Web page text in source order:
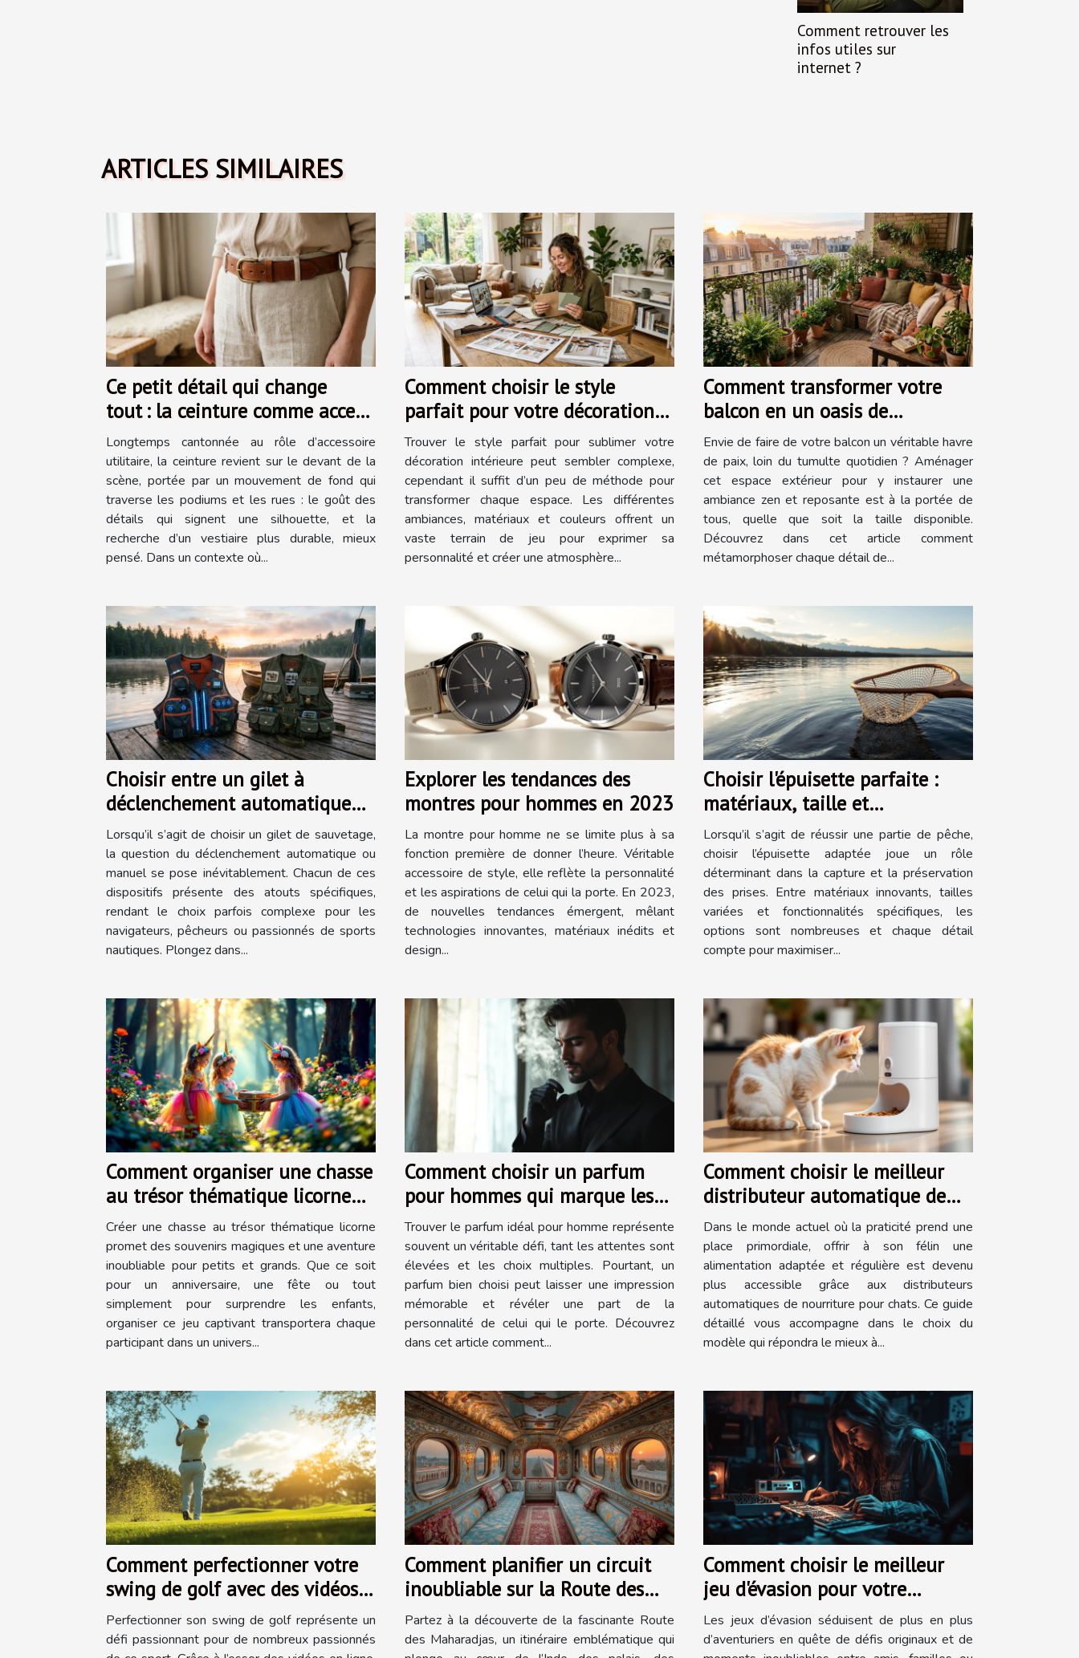
Comment retrouver les
infos utiles sur
internet ?
ARTICLES SIMILAIRES
Ce petit détail qui change
tout : la ceinture comme accent
mode
Longtemps cantonnée au rôle d’accessoire
utilitaire, la ceinture revient sur le devant de la
scène, portée par un mouvement de fond qui
traverse les podiums et les rues : le goût des
détails qui signent une silhouette, et la
recherche d’un vestiaire plus durable, mieux
pensé. Dans un contexte où...
Comment choisir le style
parfait pour votre décoration
intérieure ?
Trouver le style parfait pour sublimer votre
décoration intérieure peut sembler complexe,
cependant il suffit d’un peu de méthode pour
transformer chaque espace. Les différentes
ambiances, matériaux et couleurs offrent un
vaste terrain de jeu pour exprimer sa
personnalité et créer une atmosphère...
Comment transformer votre
balcon en un oasis de
tranquillité?
Envie de faire de votre balcon un véritable havre
de paix, loin du tumulte quotidien ? Aménager
cet espace extérieur pour y instaurer une
ambiance zen et reposante est à la portée de
tous, quelle que soit la taille disponible.
Découvrez dans cet article comment
métamorphoser chaque détail de...
Choisir entre un gilet à
déclenchement automatique
ou manuel
Lorsqu’il s’agit de choisir un gilet de sauvetage,
la question du déclenchement automatique ou
manuel se pose inévitablement. Chacun de ces
dispositifs présente des atouts spécifiques,
rendant le choix parfois complexe pour les
navigateurs, pêcheurs ou passionnés de sports
nautiques. Plongez dans...
Explorer les tendances des
montres pour hommes en 2023
La montre pour homme ne se limite plus à sa
fonction première de donner l’heure. Véritable
accessoire de style, elle reflète la personnalité
et les aspirations de celui qui la porte. En 2023,
de nouvelles tendances émergent, mêlant
technologies innovantes, matériaux inédits et
design...
Choisir l'épuisette parfaite :
matériaux, taille et
fonctionnalité
Lorsqu’il s’agit de réussir une partie de pêche,
choisir l’épuisette adaptée joue un rôle
déterminant dans la capture et la préservation
des prises. Entre matériaux innovants, tailles
variées et fonctionnalités spécifiques, les
options sont nombreuses et chaque détail
compte pour maximiser...
Comment organiser une chasse
au trésor thématique licorne
inoubliable ?
Créer une chasse au trésor thématique licorne
promet des souvenirs magiques et une aventure
inoubliable pour petits et grands. Que ce soit
pour un anniversaire, une fête ou tout
simplement pour surprendre les enfants,
organiser ce jeu captivant transportera chaque
participant dans un univers...
Comment choisir un parfum
pour hommes qui marque les
esprits ?
Trouver le parfum idéal pour homme représente
souvent un véritable défi, tant les attentes sont
élevées et les choix multiples. Pourtant, un
parfum bien choisi peut laisser une impression
mémorable et révéler une part de la
personnalité de celui qui le porte. Découvrez
dans cet article comment...
Comment choisir le meilleur
distributeur automatique de
nourriture pour chats ?
Dans le monde actuel où la praticité prend une
place primordiale, offrir à son félin une
alimentation adaptée et régulière est devenu
plus accessible grâce aux distributeurs
automatiques de nourriture pour chats. Ce guide
détaillé vous accompagne dans le choix du
modèle qui répondra le mieux à...
Comment perfectionner votre
swing de golf avec des vidéos
en ligne
Perfectionner son swing de golf représente un
défi passionnant pour de nombreux passionnés
Comment planifier un circuit
inoubliable sur la Route des
Maharadjas ?
Partez à la découverte de la fascinante Route
des Maharadjas, un itinéraire emblématique qui
Comment choisir le meilleur
jeu d'évasion pour votre
prochaine aventure ?
Les jeux d’évasion séduisent de plus en plus
d’aventuriers en quête de défis originaux et de